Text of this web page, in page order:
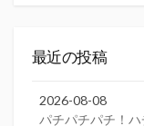
最近の投稿
2026-08-08
パチパチパチ！ハ